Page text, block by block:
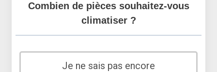
Combien de pièces souhaitez-vous
climatiser ?
Je ne sais pas encore